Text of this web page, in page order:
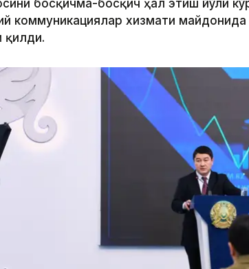
босқичма-босқич ҳал этиш йўли
коммуникациялар хизмати
қилди.